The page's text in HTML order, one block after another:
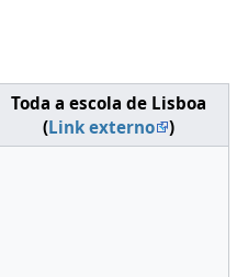
Toda a escola de Lisboa
(Link externo )